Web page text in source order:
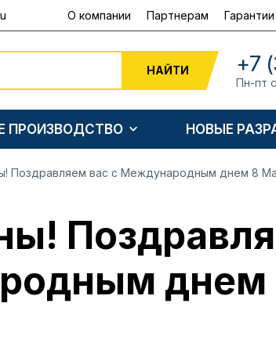
О компании Партнерам Гарантии
НАЙТИ +7
Пн-пт
ПРОИЗВОДСТВО НОВЫЕ
Поздравляем вас с Международным днем 8
днем